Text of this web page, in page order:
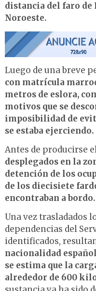
distancia del faro
Noroeste.
Luego de una breve
con matrícula
metros de eslora,
motivos que se
imposibilidad de
se estaba ejerciendo.
Antes de producirse
desplegados en la
detención de los
de los diecisiete
encontraban a bordo.
Una vez trasladados
dependencias del
identificados,
nacionalidad
se estima que la
alrededor de 600